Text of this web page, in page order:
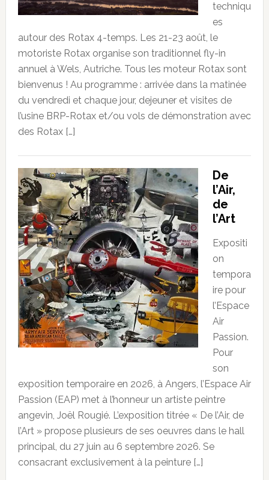
techniqu
es
autour des Rotax 4-temps. Les 21-23 août, le
motoriste Rotax organise son traditionnel fly-in
annuel à Wels, Autriche. Tous les moteur Rotax sont
bienvenus ! Au programme : arrivée dans la matinée
du vendredi et chaque jour, dejeuner et visites de
l’usine BRP-Rotax et/ou vols de démonstration avec
des Rotax […]
De
l’Air,
de
l’Art
Expositi
on
tempora
ire pour
l’Espace
Air
Passion.
Pour
son
exposition temporaire en 2026, à Angers, l’Espace Air
Passion (EAP) met à l’honneur un artiste peintre
angevin, Joël Rougié. L’exposition titrée « De l’Air, de
l’Art » propose plusieurs de ses oeuvres dans le hall
principal, du 27 juin au 6 septembre 2026. Se
consacrant exclusivement à la peinture […]